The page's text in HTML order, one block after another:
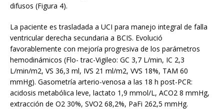
difusos (Figura 4).
La paciente es trasladada a UCI para manejo integral de falla
ventricular derecha secundaria a BCIS. Evolució
favorablemente con mejoría progresiva de los parámetros
hemodinámicos (Flo- trac-Vigileo: GC 3,7 L/min, IC 2,3
L/min/m2, VS 36,3 ml, IVS 21 ml/m2, VVS 18%, TAM 60
mmHg). Gasometría arterio-venosa a las 18 h post-PCR:
acidosis metabólica leve, lactato 1,9 mmol/L, ACO2 8 mmHg,
extracción de O2 30%, SVO2 68,2%, PaFi 262,5 mmHg.